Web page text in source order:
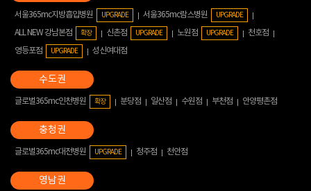
서울365mc지방흡입병원 UPGRADE 서울365mc람스병원 UPGRADE
ALL NEW 강남본점 확장 신촌점 UPGRADE 노원점 UPGRADE
천호점
영등포점
UPGRADE 성신여대점
글로벌365mc인천병원 확장 분당점 일산점 수원점 부천점 안양평촌점
글로벌365mc대전병원 UPGRADE 청주점 천안점